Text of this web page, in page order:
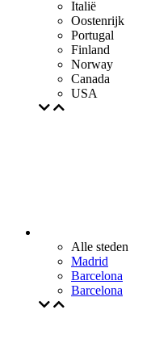
Italië
Oostenrijk
Portugal
Finland
Norway
Canada
USA
Alle steden
Madrid
Barcelona
Barcelona